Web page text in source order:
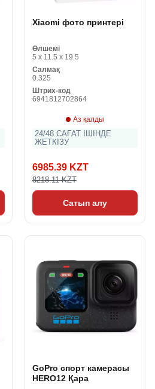
Xiaomi фото принтері
Өлшемі
5 x 11.5 x 19.5
Салмақ
0.325
Штрих-код
6941812702864
Аз қалды
24/48 САҒАТ ІШІНДЕ
ЖЕТКІЗУ
6985.39 KZT
8218.11 KZT
Сатып алу
GoPro спорт камерасы
HERO12 Қара